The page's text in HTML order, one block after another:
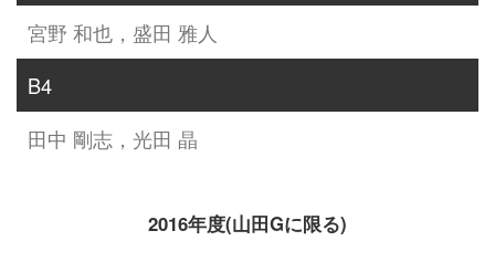
宮野 和也，盛田 雅人
B4
田中 剛志，光田 晶
2016年度(山田Gに限る)